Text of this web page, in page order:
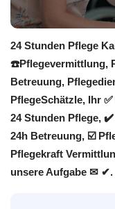
24 Stunden Pflege
☎️Pflegevermittlung,
Betreuung,
PflegeSchätzle, Ihr
24 Stunden Pflege,
24h Betreuung, ☑️
Pflegekraft
unsere Aufgabe ✉ ✔.